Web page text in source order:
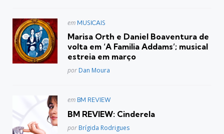
Postado
em MUSICAIS
Marisa Orth e Daniel Boaventura de
volta em ‘A Familia Addams’; musical
estreia em março
Posted
por Dan Moura
Postado
em BM REVIEW
BM REVIEW: Cinderela
Posted
por Brígida Rodrigues